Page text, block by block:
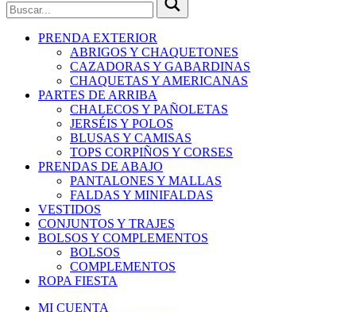
PRENDA EXTERIOR
ABRIGOS Y CHAQUETONES
CAZADORAS Y GABARDINAS
CHAQUETAS Y AMERICANAS
PARTES DE ARRIBA
CHALECOS Y PAÑOLETAS
JERSÉIS Y POLOS
BLUSAS Y CAMISAS
TOPS CORPIÑOS Y CORSES
PRENDAS DE ABAJO
PANTALONES Y MALLAS
FALDAS Y MINIFALDAS
VESTIDOS
CONJUNTOS Y TRAJES
BOLSOS Y COMPLEMENTOS
BOLSOS
COMPLEMENTOS
ROPA FIESTA
MI CUENTA